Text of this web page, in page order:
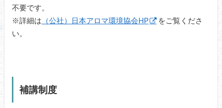
不要です。
※詳細は （公社）日本アロマ環境協会HP
をご覧くださ
い。
補講制度